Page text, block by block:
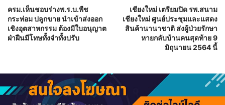
ครม.เห็นชอบร่างพ.ร.บ.พืช
กระท่อม ปลูกขาย นำเข้าส่งออก
เชิงอุตสาหกรรม ต้องมีใบอนุญาต
ฝ่าฝืนมีโทษทั้งจำทั้งปรับ
เชียงใหม่ เตรียมปิด รพ.สนาม
เชียงใหม่ ศูนย์ประชุมและแสดง
สินค้านานาชาติ ส่งผู้ป่วยรักษา
หายกลับบ้านคนสุดท้าย 9
มิถุนายน 2564 นี้